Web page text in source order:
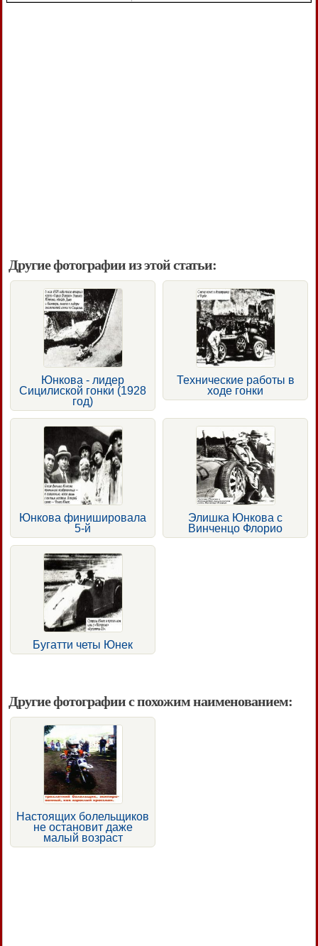
Другие фотографии из этой статьи:
Юнкова - лидер
Сицилиской гонки (1928
год)
Технические работы в
ходе гонки
Юнкова финишировала
5-й
Элишка Юнкова с
Винченцо Флорио
Бугатти четы Юнек
Другие фотографии с похожим наименованием:
Настоящих болельщиков
не остановит даже
малый возраст